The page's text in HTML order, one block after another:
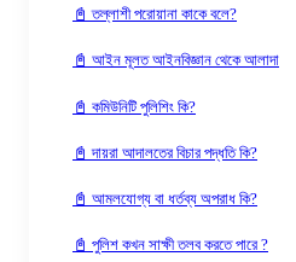
📓 তল্লাশী পরোয়ানা কাকে বলে?
📓 আইন মূলত আইনবিজ্ঞান থেকে আলাদা
📓 কমিউনিটি পুলিশিং কি?
📓 দায়রা আদালতের বিচার পদ্ধতি কি?
📓 আমলযোগ্য বা ধর্তব্য অপরাধ কি?
📓 পুলিশ কখন সাক্ষী তলব করতে পারে ?